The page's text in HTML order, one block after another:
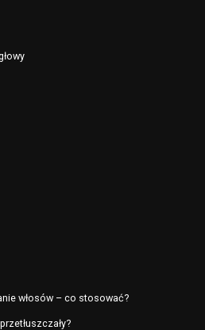
włosów – co stosować?